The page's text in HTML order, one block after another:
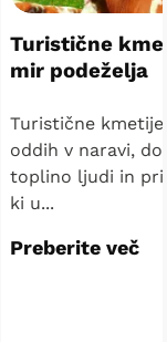
Turistične
mir podeželja
Turistične
oddih v naravi,
toplino ljudi in
ki u...
Preberite več